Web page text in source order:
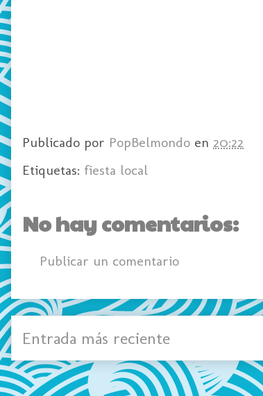
Publicado por PopBelmondo en 20:22
Etiquetas: fiesta local
No hay comentarios:
Publicar un comentario
Entrada más reciente